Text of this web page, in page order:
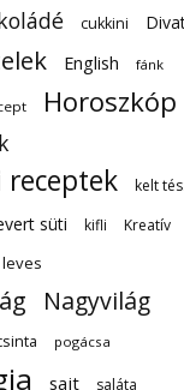
cukkini
English fánk
Horoszkóp
receptek
kelt
süti kifli
Kreatív
leves
Nagyvilág
pogácsa
sajt saláta